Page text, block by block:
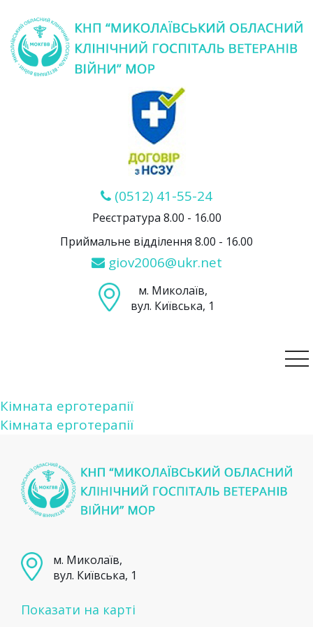
(0512) 41-55-24
Реєстратура 8.00 - 16.00
Приймальне відділення 8.00 - 16.00
giov2006@ukr.net
м. Миколаїв,
вул. Київська, 1
Навігація
записів
Кімната ерготерапії
Кімната ерготерапії
м. Миколаїв,
вул. Київська, 1
Показати на карті